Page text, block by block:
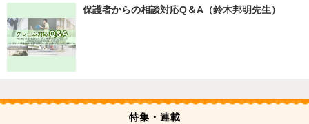
保護者からの相談対応Q＆A（鈴木邦明先生）
特集・連載